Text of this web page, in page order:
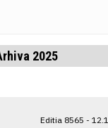
2025
Editia 8565 -